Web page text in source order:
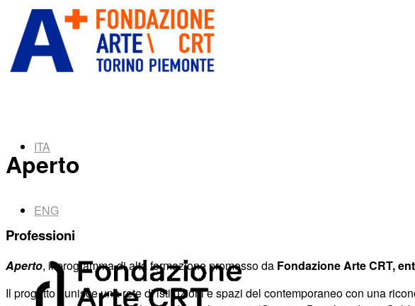
ITA
ENG
Aperto
Professioni
Aperto, il programma di alta formazione promosso da Fondazione Arte CRT,
Il progetto riunisce una rete di istituzioni e spazi del contemporaneo con una